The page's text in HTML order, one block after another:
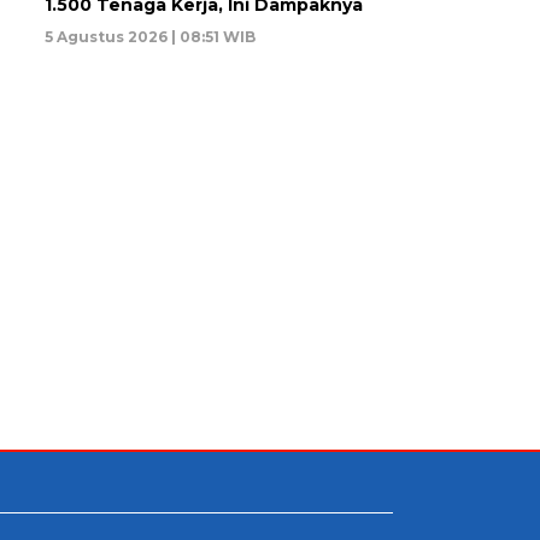
1.500 Tenaga Kerja, Ini Dampaknya
5 Agustus 2026 | 08:51 WIB